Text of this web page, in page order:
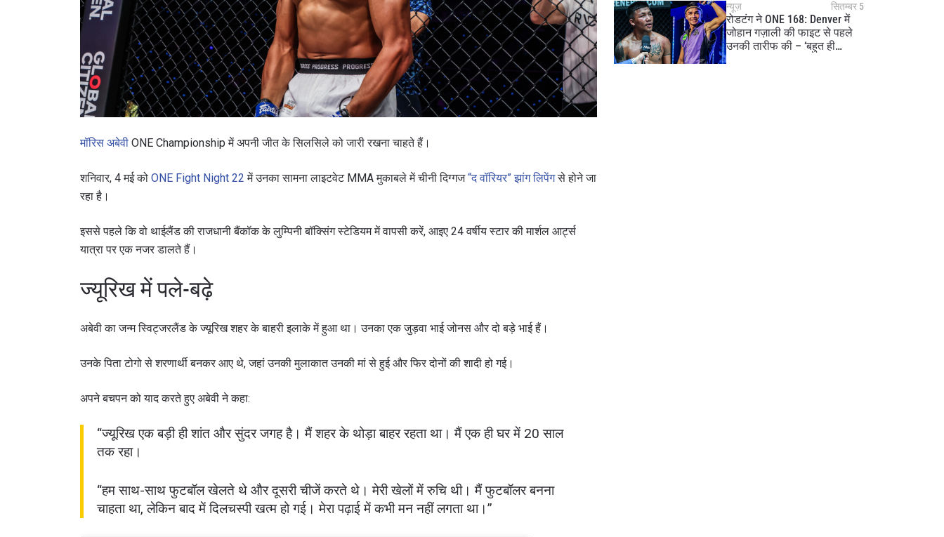
मॉरिस अबेवी ONE Championship में अपनी जीत के सिलसिले को जारी रखना चाहते हैं।
शनिवार, 4 मई को ONE Fight Night 22 में उनका सामना लाइटवेट MMA मुकाबले में चीनी दिग्गज“द वॉरियर” झांग लिपेंगसे होने जा
रहा है।
इससे पहले कि वो थाईलैंड की राजधानी बैंकॉक के लुम्पिनी बॉक्सिंग स्टेडियम में वापसी करें, आइए 24 वर्षीय स्टार की मार्शल आर्ट्स
यात्रा पर एक नजर डालते हैं।
ज्यूरिख में पले-बढ़े
अबेवी का जन्म स्विट्जरलैंड के ज्यूरिख शहर के बाहरी इलाके में हुआ था। उनका एक जुड़वा भाई जोनस और दो बड़े भाई हैं।
उनके पिता टोगो से शरणार्थी बनकर आए थे, जहां उनकी मुलाकात उनकी मां से हुई और फिर दोनों की शादी हो गई।
अपने बचपन को याद करते हुए अबेवी ने कहा:
“ज्यूरिख एक बड़ी ही शांत और सुंदर जगह है। मैं शहर के थोड़ा बाहर रहता था। मैं एक ही घर में 20 साल
तक रहा।
“हम साथ-साथ फुटबॉल खेलते थे और दूसरी चीजें करते थे। मेरी खेलों में रुचि थी। मैं फुटबॉलर बनना
चाहता था, लेकिन बाद में दिलचस्पी खत्म हो गई। मेरा पढ़ाई में कभी मन नहीं लगता था।”
न्यूज़ सितम्बर 5
रोडटंग ने ONE 168: Denver में
जोहान गज़ाली की फाइट से पहले
उनकी तारीफ की – ‘बहुत ही